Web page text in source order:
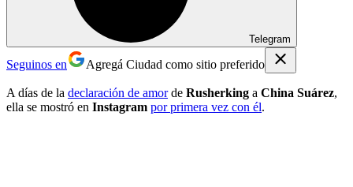
Telegram
Seguinos en Agregá Ciudad como sitio preferido
A días de la declaración de amorde Rusherking a China Suárez,
ella se mostró en Instagram por primera vez con él.